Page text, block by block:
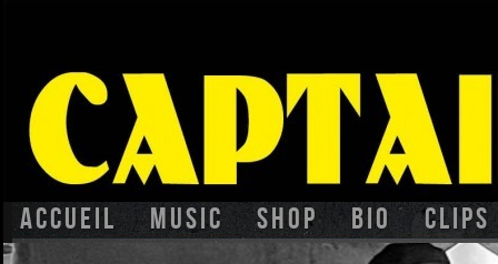
Accueil Music Shop BIO